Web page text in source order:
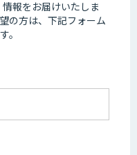
報をお届けいたしま
の方は、下記フォーム
。